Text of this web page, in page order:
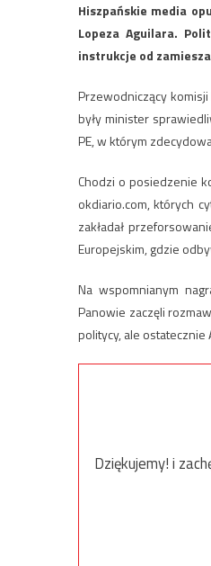
Hiszpańskie media
Lopeza Aguilara.
instrukcje od
Przewodniczący
były minister
PE, w którym
Chodzi o posiedzenie
okdiario.com, których
zakładał
Europejskim, gdzie
Na wspomnianym
Panowie zaczęli
politycy, ale ostatecznie
Dziękujemy! i